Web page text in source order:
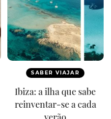
SABER VIAJAR
Ibiza: a ilha que sabe
reinventar-se a cada